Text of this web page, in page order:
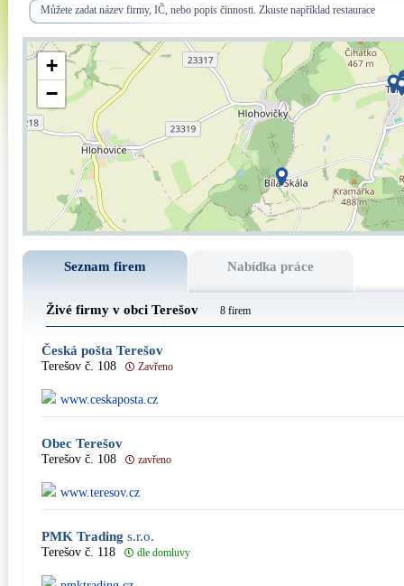
Můžete zadat název firmy, IČ, nebo popis činnosti. Zkuste například restaurace
+
−
Seznam firem Nabídka práce
Živé firmy v obci Terešov 8 firem
Česká pošta Terešov
Terešov č. 108 Zavřeno
www.ceskaposta.cz
Obec Terešov
Terešov č. 108 zavřeno
www.teresov.cz
PMK Trading s.r.o.
Terešov č. 118 dle domluvy